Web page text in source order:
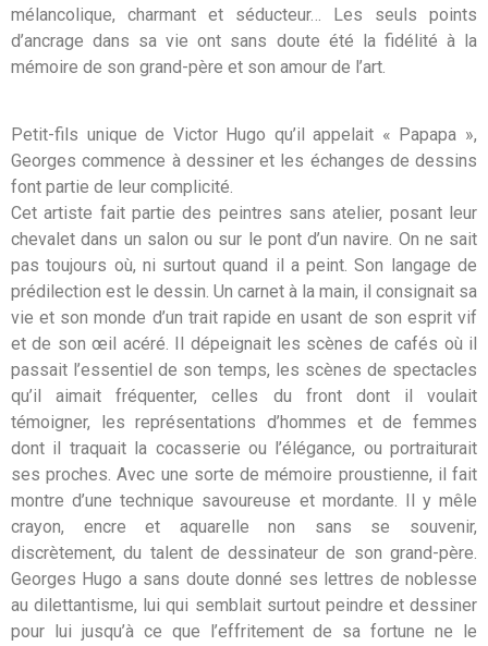
mélancolique, charmant et séducteur… Les seuls points
d’ancrage dans sa vie ont sans doute été la fidélité à la
mémoire de son grand-père et son amour de l’art.
Petit-fils unique de Victor Hugo qu’il appelait « Papapa »,
Georges commence à dessiner et les échanges de dessins
font partie de leur complicité.
Cet artiste fait partie des peintres sans atelier, posant leur
chevalet dans un salon ou sur le pont d’un navire. On ne sait
pas toujours où, ni surtout quand il a peint. Son langage de
prédilection est le dessin. Un carnet à la main, il consignait sa
vie et son monde d’un trait rapide en usant de son esprit vif
et de son œil acéré. Il dépeignait les scènes de cafés où il
passait l’essentiel de son temps, les scènes de spectacles
qu’il aimait fréquenter, celles du front dont il voulait
témoigner, les représentations d’hommes et de femmes
dont il traquait la cocasserie ou l’élégance, ou portraiturait
ses proches. Avec une sorte de mémoire proustienne, il fait
montre d’une technique savoureuse et mordante. Il y mêle
crayon, encre et aquarelle non sans se souvenir,
discrètement, du talent de dessinateur de son grand-père.
Georges Hugo a sans doute donné ses lettres de noblesse
au dilettantisme, lui qui semblait surtout peindre et dessiner
pour lui jusqu’à ce que l’effritement de sa fortune ne le